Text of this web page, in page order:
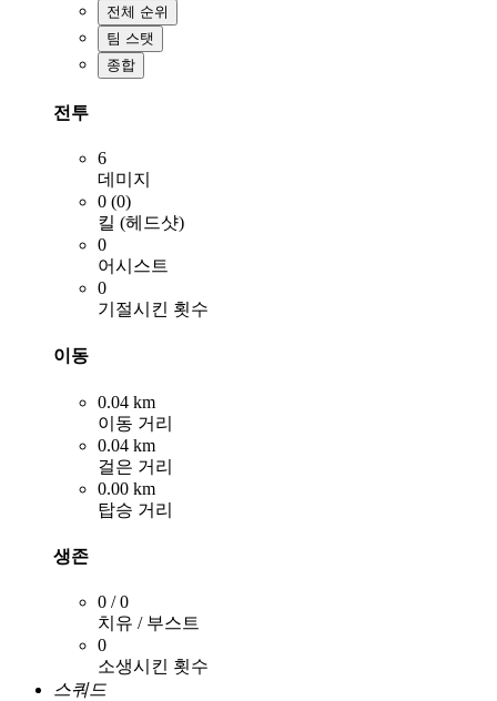
전체 순위
팀 스탯
종합
전투
6
데미지
0 (0)
킬 (헤드샷)
0
어시스트
0
기절시킨 횟수
이동
0.04 km
이동 거리
0.04 km
걸은 거리
0.00 km
탑승 거리
생존
0 / 0
치유 / 부스트
0
소생시킨 횟수
스쿼드